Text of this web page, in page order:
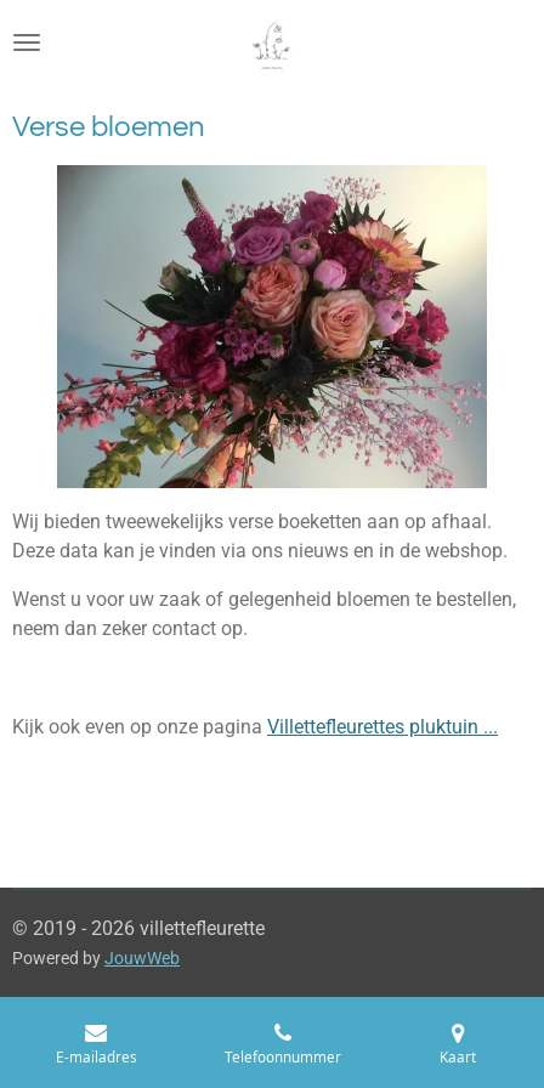
direct
de
hoofdinhoud
Verse bloemen
Wij bieden tweewekelijks verse boeketten aan op afhaal.
Deze data kan je vinden via ons nieuws en in de webshop.
Wenst u voor uw zaak of gelegenheid bloemen te bestellen,
neem dan zeker contact op.
Kijk ook even op onze pagina Villettefleurettes pluktuin ...
© 2019 - 2026 villettefleurette
Powered byJouwWeb
E-mailadres Telefoonnummer Kaart